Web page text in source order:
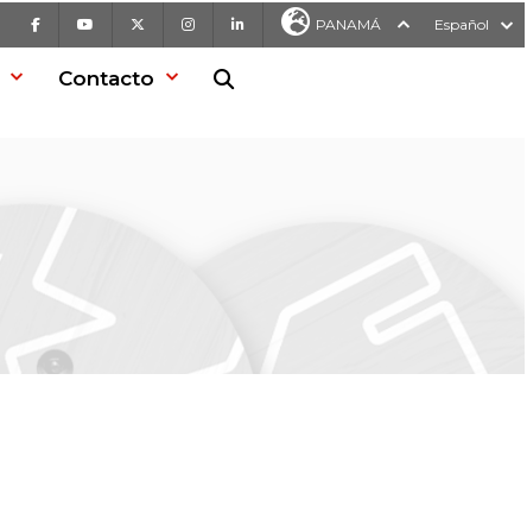
Facebook Youtube InstagramLinkedIn PANAMÁ Español
Contacto